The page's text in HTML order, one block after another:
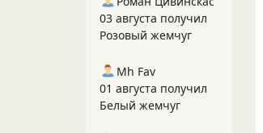
03 августа получил
Розовый жемчуг
Mh Fav
01 августа получил
Белый жемчуг